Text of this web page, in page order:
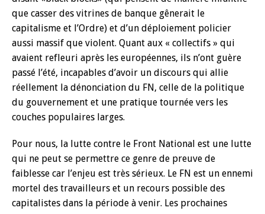
que casser des vitrines de banque gênerait le
capitalisme et l’Ordre) et d’un déploiement policier
aussi massif que violent. Quant aux « collectifs » qui
avaient refleuri après les européennes, ils n’ont guère
passé l’été, incapables d’avoir un discours qui allie
réellement la dénonciation du FN, celle de la politique
du gouvernement et une pratique tournée vers les
couches populaires larges.
Pour nous, la lutte contre le Front National est une lutte
qui ne peut se permettre ce genre de preuve de
faiblesse car l’enjeu est très sérieux. Le FN est un ennemi
mortel des travailleurs et un recours possible des
capitalistes dans la période à venir. Les prochaines